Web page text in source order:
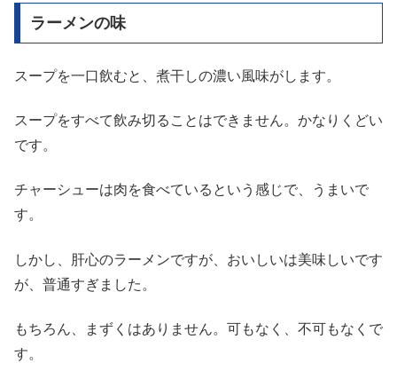
ラーメンの味
スープを一口飲むと、煮干しの濃い風味がします。
スープをすべて飲み切ることはできません。かなりくどい
です。
チャーシューは肉を食べているという感じで、うまいで
す。
しかし、肝心のラーメンですが、おいしいは美味しいです
が、普通すぎました。
もちろん、まずくはありません。可もなく、不可もなくで
す。